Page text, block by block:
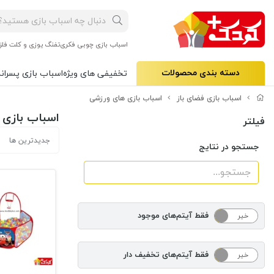
اسباب بازی چوبی فکریتفنگ یوزی و کلت
دسته بندی محصولات تخفیفی های ویژهاسباب بازی
اسباب بازی فضای باز اسباب بازی های ورزشی
فیلتر
جستجو در نتایج
بله خیر فقط آیتم‌های موجود
بله خیر فقط آیتم‌های تخفیف دار
اسباب
جدیدترین ها